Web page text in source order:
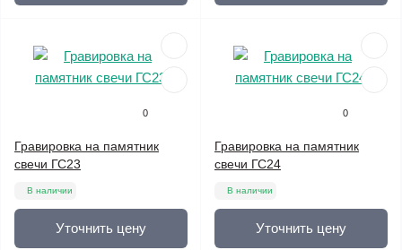
0
Гравировка на памятник
свечи ГС23
В наличии
Уточнить цену
0
Гравировка на памятник
свечи ГС24
В наличии
Уточнить цену